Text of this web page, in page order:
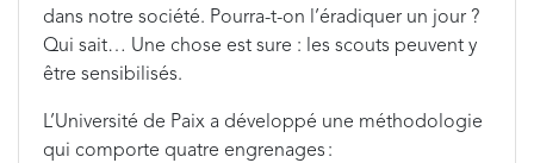
dans notre société. Pourra-t-on l’éradiquer un jour ?
Qui sait… Une chose est sure : les scouts peuvent y
être sensibilisés.
L’Université de Paix a développé une méthodologie
qui comporte quatre engrenages :